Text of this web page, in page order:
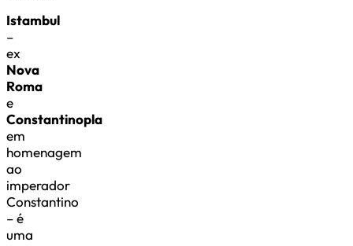
Istambul
–
ex
Nova
Roma
e
Constantinopla
em
homenagem
ao
imperador
Constantino
– é
uma